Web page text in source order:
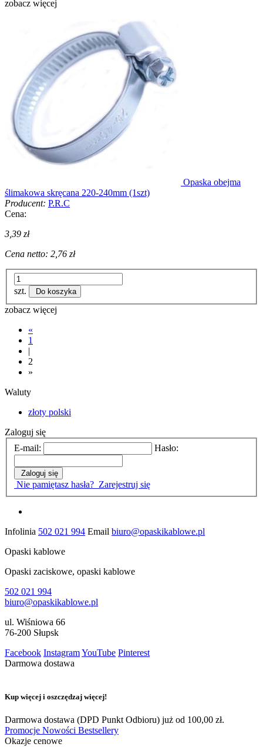
zobacz więcej
Opaska obejma
ślimakowa skręcana 220-240mm (1szt)
Producent: P.R.C
Cena:
3,39 zł
Cena netto: 2,76 zł
szt. Do koszyka
zobacz więcej
«
1
|
2
»
Waluty
złoty polski
Zaloguj się
E-mail:
Hasło:
Zaloguj się
Nie pamiętasz hasła? Zarejestruj się
Infolinia 502 021 994 Email biuro@opaskikablowe.pl
Opaski kablowe
Opaski zaciskowe, opaski kablowe
502 021 994
biuro@opaskikablowe.pl
ul. Wiśniowa 66
76-200 Słupsk
Facebook InstagramYouTube Pinterest
Darmowa dostawa
Kup więcej i oszczędzaj więcej!
Darmowa dostawa (DPD Punkt Odbioru) już od 100,00 zł.
Promocje Nowości Bestsellery
Okazje cenowe